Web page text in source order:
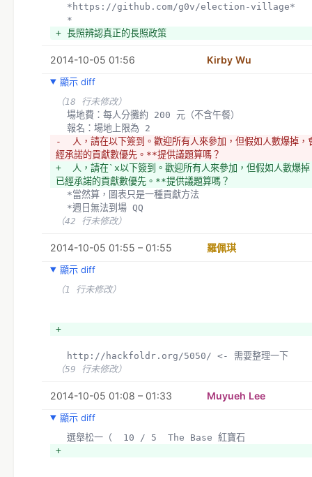
  *https://github.com/g0v/election-village*
  *
+ 長照辨認真正的長照政策
2014-10-05 01:56 Kirby Wu
顯示 diff
（18 行未修改）
  場地費：每人分攤約 200 元（不含午餐）
  報名：場地上限為 2
-  人，請在以下簽到。歡迎所有人來參加，但假如人數爆掉
經承諾的貢獻數優先。**提供議題算嗎？
+  人，請在`x以下簽到。歡迎所有人來參加，但假如人數爆
已經承諾的貢獻數優先。**提供議題算嗎？
  *當然算，圖表只是一種貢獻方法
  *週日無法到場 QQ
（42 行未修改）
2014-10-05 01:55 – 01:55 羅佩琪
顯示 diff
（1 行未修改）
+
  http://hackfoldr.org/5050/ <- 需要整理一下
（59 行未修改）
2014-10-05 01:08 – 01:33 Muyueh Lee
顯示 diff
  選舉松一（  10 / 5  The Base 紅寶石
+